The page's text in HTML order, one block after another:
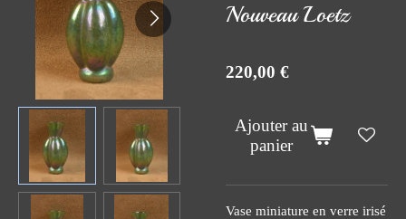
Nouveau Loetz
220,00 €
Ajouter au
panier
Vase miniature en verre irisé